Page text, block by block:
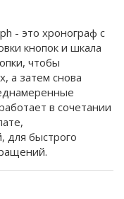
- это хронограф с
кнопок и шкала
чтобы
а затем снова
в сочетании
для быстрого